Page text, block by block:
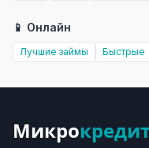
📱 Онлайн
Лучшие займы Быстрые
Микро